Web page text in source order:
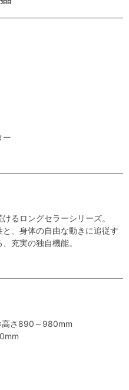
ー
るロングセラーシリーズ。
、身体の自由な動きに追従す
充実の独自機能。
さ890～980mm